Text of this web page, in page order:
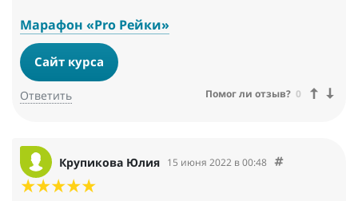
Марафон «Pro Рейки»
Сайт курса
Ответить Помог ли отзыв? 0
Крупикова Юлия 15 июня 2022 в 00:48